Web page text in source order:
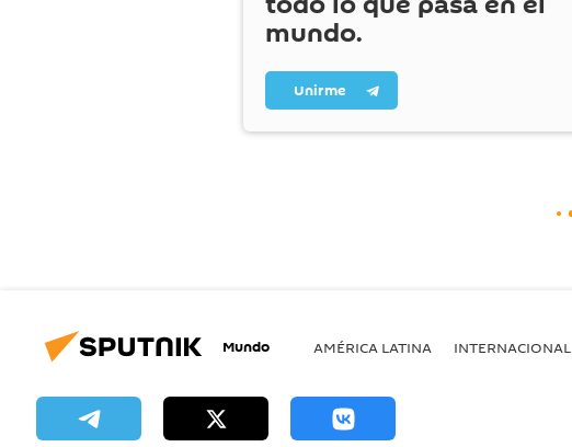
mundo.
Unirme
Mundo AMÉRICA LATINA INTERNACIONAL